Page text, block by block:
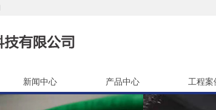
新闻中心 产品中心 工程案